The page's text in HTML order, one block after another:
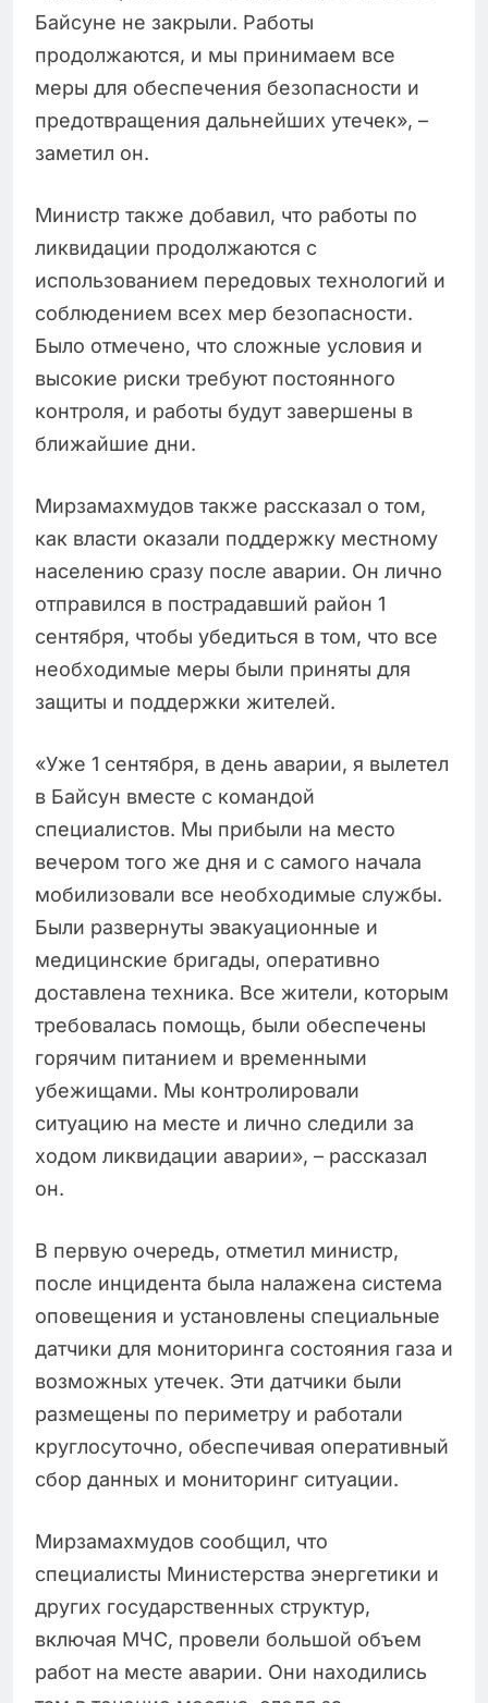
Байсуне не закрыли. Работы
продолжаются, и мы принимаем все
меры для обеспечения безопасности и
предотвращения дальнейших утечек», –
заметил он.
Министр также добавил, что работы по
ликвидации продолжаются с
использованием передовых технологий и
соблюдением всех мер безопасности.
Было отмечено, что сложные условия и
высокие риски требуют постоянного
контроля, и работы будут завершены в
ближайшие дни.
Мирзамахмудов также рассказал о том,
как власти оказали поддержку местному
населению сразу после аварии. Он лично
отправился в пострадавший район 1
сентября, чтобы убедиться в том, что все
необходимые меры были приняты для
защиты и поддержки жителей.
«Уже 1 сентября, в день аварии, я вылетел
в Байсун вместе с командой
специалистов. Мы прибыли на место
вечером того же дня и с самого начала
мобилизовали все необходимые службы.
Были развернуты эвакуационные и
медицинские бригады, оперативно
доставлена техника. Все жители, которым
требовалась помощь, были обеспечены
горячим питанием и временными
убежищами. Мы контролировали
ситуацию на месте и лично следили за
ходом ликвидации аварии», – рассказал
он.
В первую очередь, отметил министр,
после инцидента была налажена система
оповещения и установлены специальные
датчики для мониторинга состояния газа и
возможных утечек. Эти датчики были
размещены по периметру и работали
круглосуточно, обеспечивая оперативный
сбор данных и мониторинг ситуации.
Мирзамахмудов сообщил, что
специалисты Министерства энергетики и
других государственных структур,
включая МЧС, провели большой объем
работ на месте аварии. Они находились